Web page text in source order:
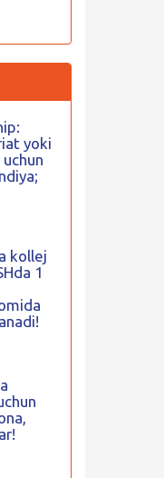
yoki
kollej
1